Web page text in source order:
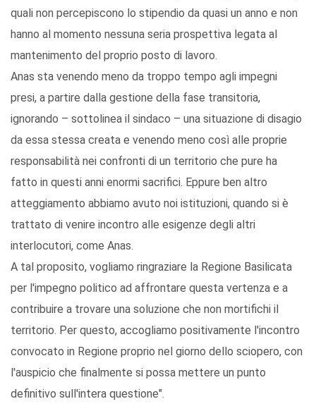
quali non percepiscono lo stipendio da quasi un anno e non
hanno al momento nessuna seria prospettiva legata al
mantenimento del proprio posto di lavoro.
Anas sta venendo meno da troppo tempo agli impegni
presi, a partire dalla gestione della fase transitoria,
ignorando – sottolinea il sindaco – una situazione di disagio
da essa stessa creata e venendo meno così alle proprie
responsabilità nei confronti di un territorio che pure ha
fatto in questi anni enormi sacrifici. Eppure ben altro
atteggiamento abbiamo avuto noi istituzioni, quando si è
trattato di venire incontro alle esigenze degli altri
interlocutori, come Anas.
A tal proposito, vogliamo ringraziare la Regione Basilicata
per l'impegno politico ad affrontare questa vertenza e a
contribuire a trovare una soluzione che non mortifichi il
territorio. Per questo, accogliamo positivamente l'incontro
convocato in Regione proprio nel giorno dello sciopero, con
l'auspicio che finalmente si possa mettere un punto
definitivo sull'intera questione".